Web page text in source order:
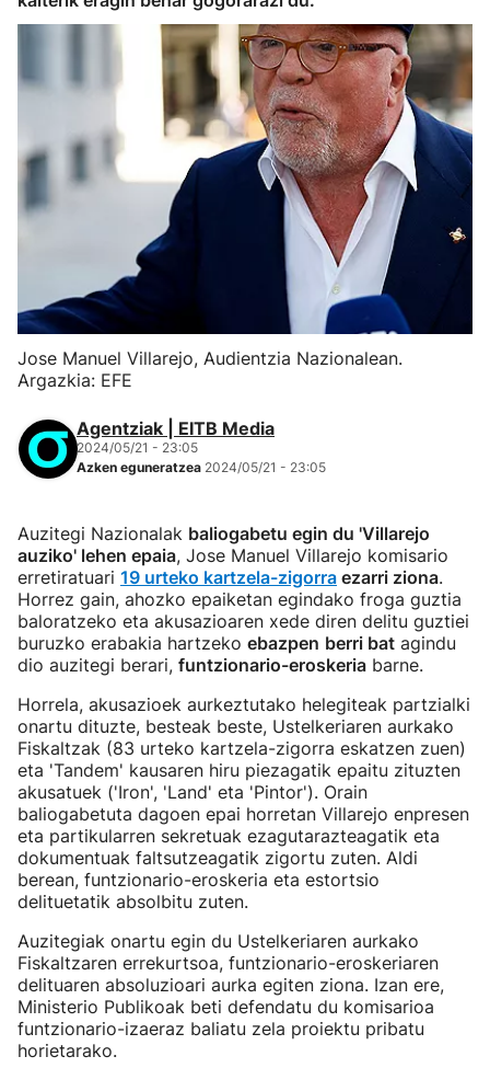
Jose Manuel Villarejo, Audientzia Nazionalean.
Argazkia: EFE
Agentziak | EITB Media
2024/05/21 - 23:05
Azken eguneratzea 2024/05/21 - 23:05
Auzitegi Nazionalak baliogabetu egin du 'Villarejo
auziko' lehen epaia, Jose Manuel Villarejo komisario
erretiratuari 19 urteko kartzela-zigorra ezarri ziona.
Horrez gain, ahozko epaiketan egindako froga guztia
baloratzeko eta akusazioaren xede diren delitu guztiei
buruzko erabakia hartzeko ebazpen berri bat agindu
dio auzitegi berari, funtzionario-eroskeria barne.
Horrela, akusazioek aurkeztutako helegiteak partzialki
onartu dituzte, besteak beste, Ustelkeriaren aurkako
Fiskaltzak (83 urteko kartzela-zigorra eskatzen zuen)
eta 'Tandem' kausaren hiru piezagatik epaitu zituzten
akusatuek ('Iron', 'Land' eta 'Pintor'). Orain
baliogabetuta dagoen epai horretan Villarejo enpresen
eta partikularren sekretuak ezagutarazteagatik eta
dokumentuak faltsutzeagatik zigortu zuten. Aldi
berean, funtzionario-eroskeria eta estortsio
delituetatik absolbitu zuten.
Auzitegiak onartu egin du Ustelkeriaren aurkako
Fiskaltzaren errekurtsoa, funtzionario-eroskeriaren
delituaren absoluzioari aurka egiten ziona. Izan ere,
Ministerio Publikoak beti defendatu du komisarioa
funtzionario-izaeraz baliatu zela proiektu pribatu
horietarako.